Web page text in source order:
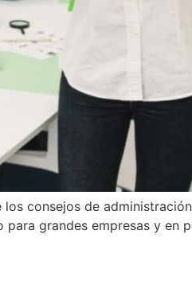
consejos de
grandes empresas y en